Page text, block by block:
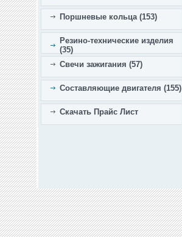
Поршневые кольца (153)
Резино-технические изделия
(35)
Свечи зажигания (57)
Составляющие двигателя (155)
Скачать Прайс Лист